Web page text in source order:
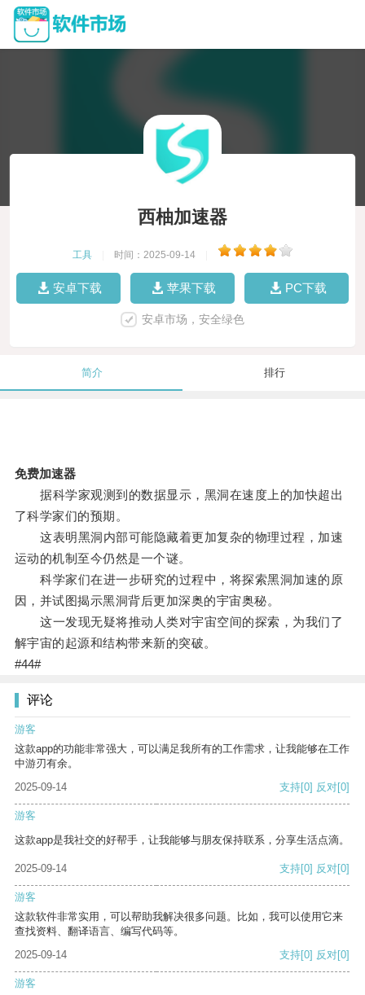
西柚加速器
工具 时间：2025-09-14
安卓下载 苹果下载 PC下载
安卓市场，安全绿色
简介 排行
免费加速器
据科学家观测到的数据显示，黑洞在速度上的加快超出
了科学家们的预期。
这表明黑洞内部可能隐藏着更加复杂的物理过程，加速
运动的机制至今仍然是一个谜。
科学家们在进一步研究的过程中，将探索黑洞加速的原
因，并试图揭示黑洞背后更加深奥的宇宙奥秘。
这一发现无疑将推动人类对宇宙空间的探索，为我们了
解宇宙的起源和结构带来新的突破。
#44#
评论
游客
这款app的功能非常强大，可以满足我所有的工作需求，让我能够在工作
中游刃有余。
2025-09-14
支持[0] 反对[0]
游客
这款app是我社交的好帮手，让我能够与朋友保持联系，分享生活点滴。
2025-09-14 支持[0] 反对[0]
游客
这款软件非常实用，可以帮助我解决很多问题。比如，我可以使用它来
查找资料、翻译语言、编写代码等。
2025-09-14
支持[0] 反对[0]
游客